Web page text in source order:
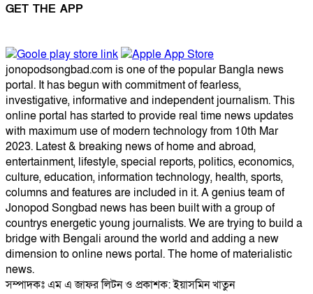
GET THE APP
jonopodsongbad.com is one of the popular Bangla news
portal. It has begun with commitment of fearless,
investigative, informative and independent journalism. This
online portal has started to provide real time news updates
with maximum use of modern technology from 10th Mar
2023. Latest & breaking news of home and abroad,
entertainment, lifestyle, special reports, politics, economics,
culture, education, information technology, health, sports,
columns and features are included in it. A genius team of
Jonopod Songbad news has been built with a group of
countrys energetic young journalists. We are trying to build a
bridge with Bengali around the world and adding a new
dimension to online news portal. The home of materialistic
news.
সম্পাদকঃ এম এ জাফর লিটন ও প্রকাশক: ইয়াসমিন খাতুন